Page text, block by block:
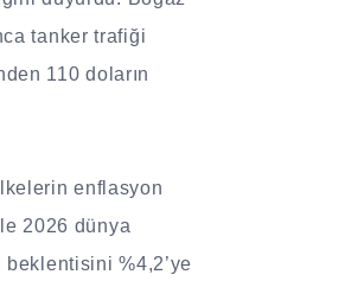
tanker trafiği
110 doların
enflasyon
2026 dünya
%4,2’ye